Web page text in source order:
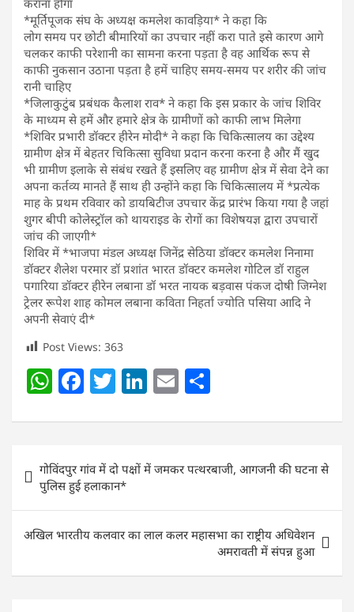
*मूर्तिपूजक संघ के अध्यक्ष कमलेश कावड़िया* ने कहा कि
लोग समय पर छोटी बीमारियों का उपचार नहीं करा पाते इसे कारण आगे
चलकर काफी परेशानी का सामना करना पड़ता है वह आर्थिक रूप से
काफी नुकसान उठाना पड़ता है हमें चाहिए समय-समय पर शरीर की जांच
रानी चाहिए
*जिलाकुटुंब प्रबंधक कैलाश राव* ने कहा कि इस प्रकार के जांच शिविर
के माध्यम से हमें और हमारे क्षेत्र के ग्रामीणों को काफी लाभ मिलेगा
*शिविर प्रभारी डॉक्टर हीरेन मोदी* ने कहा कि चिकित्सालय का उद्देश्य
ग्रामीण क्षेत्र में बेहतर चिकित्सा सुविधा प्रदान करना करना है और मैं खुद
भी ग्रामीण इलाके से संबंध रखते हैं इसलिए वह ग्रामीण क्षेत्र में सेवा देने का
अपना कर्तव्य मानते हैं साथ ही उन्होंने कहा कि चिकित्सालय में *प्रत्येक
माह के प्रथम रविवार को डायबिटीज उपचार केंद्र प्रारंभ किया गया है जहां
शुगर बीपी कोलेस्ट्रॉल को थायराइड के रोगों का विशेषयज्ञ द्वारा उपचारों
जांच की जाएगी*
शिविर में *भाजपा मंडल अध्यक्ष जिनेंद्र सेठिया डॉक्टर कमलेश निनामा
डॉक्टर शैलेश परमार डॉ प्रशांत भारत डॉक्टर कमलेश गोटिल डॉ राहुल
पगारिया डॉक्टर हीरेन लबाना डॉ भरत नायक बड़वास पंकज दोषी जिग्नेश
ट्रेलर रूपेश शाह कोमल लबाना कविता निहर्ता ज्योति पसिया आदि ने
अपनी सेवाएं दी*
Post Views: 363
W
at
s
A
p
p
F
c
e
b
o
o
T
itt
er
Li
k
e
dI
n
E
ai
l
ar
e
Post
navigation
गोविंदपुर गांव में दो पक्षों में जमकर पत्थरबाजी, आगजनी की घटना से
पुलिस हुई हलाकान*
अखिल भारतीय कलवार का लाल कलर महासभा का राष्ट्रीय अधिवेशन
अमरावती में संपन्न हुआ